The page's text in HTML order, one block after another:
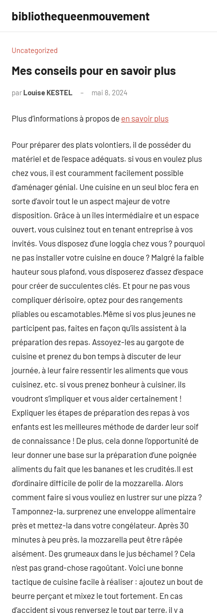
contenu
bibliothequeenmouvement
Uncategorized
Mes conseils pour en savoir plus
par Louise KESTEL mai 8, 2024
Plus d’informations à propos de en savoir plus
Pour préparer des plats volontiers, il de posséder du
matériel et de l’espace adéquats. si vous en voulez plus
chez vous, il est couramment facilement possible
d’aménager génial. Une cuisine en un seul bloc fera en
sorte d’avoir tout le un aspect majeur de votre
disposition. Grâce à un îles intermédiaire et un espace
ouvert, vous cuisinez tout en tenant entreprise à vos
invités. Vous disposez d’une loggia chez vous ? pourquoi
ne pas installer votre cuisine en douce ? Malgré la faible
hauteur sous plafond, vous disposerez d’assez d’espace
pour créer de succulentes clés. Et pour ne pas vous
compliquer dérisoire, optez pour des rangements
pliables ou escamotables.Même si vos plus jeunes ne
participent pas, faites en façon qu’ils assistent à la
préparation des repas. Assoyez-les au gargote de
cuisine et prenez du bon temps à discuter de leur
journée, à leur faire ressentir les aliments que vous
cuisinez, etc. si vous prenez bonheur à cuisiner, ils
voudront s’impliquer et vous aider certainement !
Expliquer les étapes de préparation des repas à vos
enfants est les meilleures méthode de darder leur soif
de connaissance ! De plus, cela donne l’opportunité de
leur donner une base sur la préparation d’une poignée
aliments du fait que les bananes et les crudités.Il est
d’ordinaire difficile de polir de la mozzarella. Alors
comment faire si vous vouliez en lustrer sur une pizza ?
Tamponnez-la, surprenez une enveloppe alimentaire
près et mettez-la dans votre congélateur. Après 30
minutes à peu près, la mozzarella peut être râpée
aisément. Des grumeaux dans le jus béchamel ? Cela
n’est pas grand-chose ragoûtant. Voici une bonne
tactique de cuisine facile à réaliser : ajoutez un bout de
beurre perçant et mixez le tout fortement. En cas
d’accident si vous renversez le tout par terre, il y a